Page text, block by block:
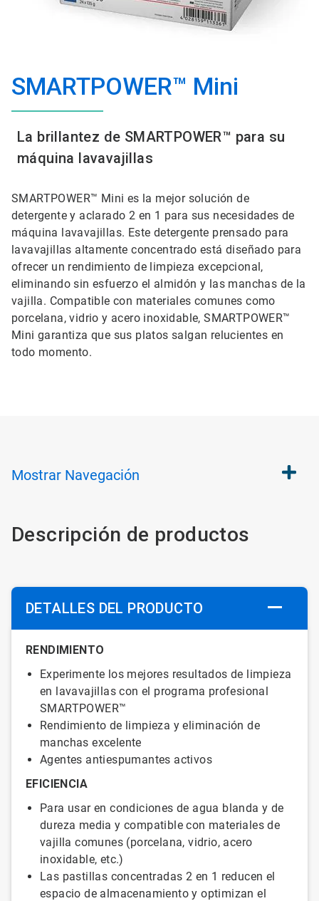
SMARTPOWER™ Mini
La brillantez de SMARTPOWER™ para su
máquina lavavajillas
SMARTPOWER™ Mini es la mejor solución de
detergente y aclarado 2 en 1 para sus necesidades de
máquina lavavajillas. Este detergente prensado para
lavavajillas altamente concentrado está diseñado para
ofrecer un rendimiento de limpieza excepcional,
eliminando sin esfuerzo el almidón y las manchas de la
vajilla. Compatible con materiales comunes como
porcelana, vidrio y acero inoxidable, SMARTPOWER™
Mini garantiza que sus platos salgan relucientes en
todo momento.
Mostrar Navegación
Descripción de productos
DETALLES DEL PRODUCTO
RENDIMIENTO
Experimente los mejores resultados de limpieza
en lavavajillas con el programa profesional
SMARTPOWER™
Rendimiento de limpieza y eliminación de
manchas excelente
Agentes antiespumantes activos
EFICIENCIA
Para usar en condiciones de agua blanda y de
dureza media y compatible con materiales de
vajilla comunes (porcelana, vidrio, acero
inoxidable, etc.)
Las pastillas concentradas 2 en 1 reducen el
espacio de almacenamiento y optimizan el